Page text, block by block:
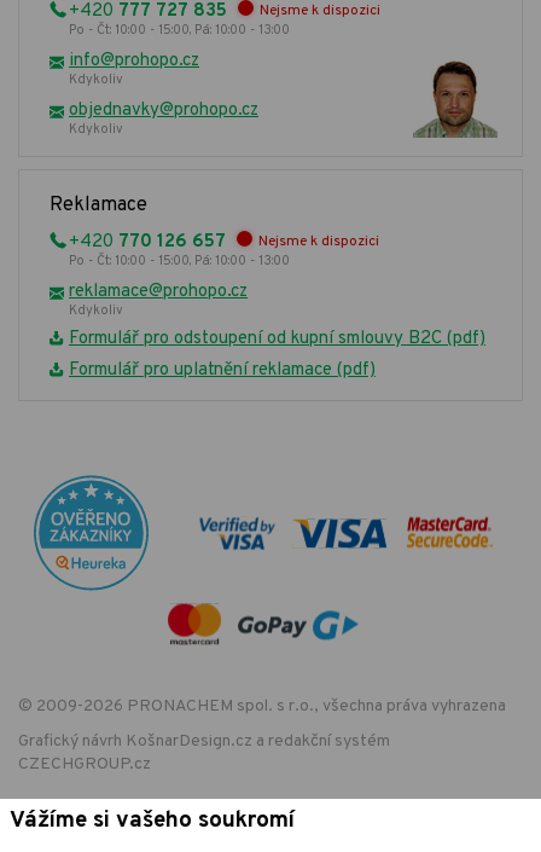
+420 777 727 835 Nejsme k dispozici
Po - Čt: 10:00 - 15:00, Pá: 10:00 - 13:00
info@prohopo.cz
Kdykoliv
objednavky@prohopo.cz
Kdykoliv
Reklamace
+420 770 126 657 Nejsme k dispozici
Po - Čt: 10:00 - 15:00, Pá: 10:00 - 13:00
reklamace@prohopo.cz
Kdykoliv
Formulář pro odstoupení od kupní smlouvy B2C (pdf)
Formulář pro uplatnění reklamace (pdf)
© 2009-2026 PRONACHEM spol. s r.o., všechna práva vyhrazena
Grafický návrh KošnarDesign.cz a redakční systém
CZECHGROUP.cz
Vážíme si vašeho soukromí